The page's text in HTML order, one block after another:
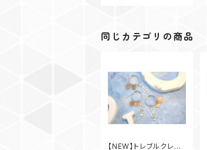
同じカテゴリの商品
【NEW】トレブルクレフ